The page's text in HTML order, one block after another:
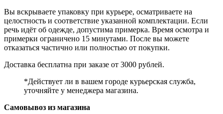
Вы вскрываете упаковку при курьере, осматриваете на
целостность и соответствие указанной комплектации. Если
речь идёт об одежде, допустима примерка. Время осмотра и
примерки ограничено 15 минутами. После вы можете
отказаться частично или полностью от покупки.
Доставка бесплатна при заказе от 3000 рублей.
*Действует ли в вашем городе курьерская служба,
уточняйте у менеджера магазина.
Самовывоз из магазина